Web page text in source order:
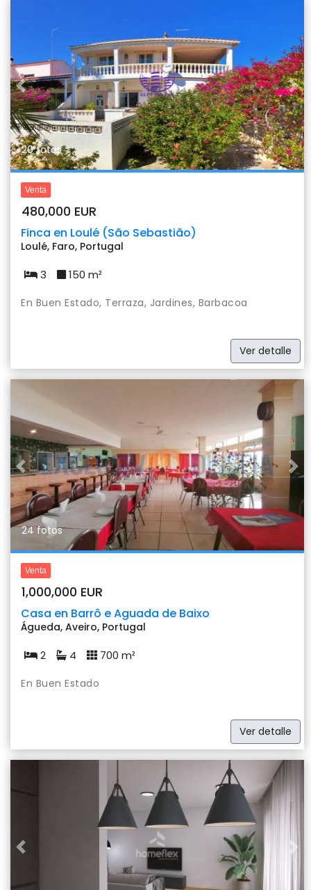
Previous
20 fotos
Venta
480,000 EUR
Finca en Loulé (São Sebastião)
Loulé, Faro, Portugal
3 150 m²
En Buen Estado, Terraza, Jardines, Barbacoa
Ver detalle
Previous
24 fotos
Venta
1,000,000 EUR
Casa en Barrô e Aguada de Baixo
Águeda, Aveiro, Portugal
2 4 700 m²
En Buen Estado
Ver detalle
Previous